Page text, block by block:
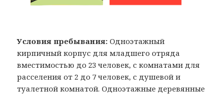
Условия пребывания: Одноэтажный
кирпичный корпус для младшего отряда
вместимостью до 23 человек, с комнатами для
расселения от 2 до 7 человек, с душевой и
туалетной комнатой. Одноэтажные деревянные